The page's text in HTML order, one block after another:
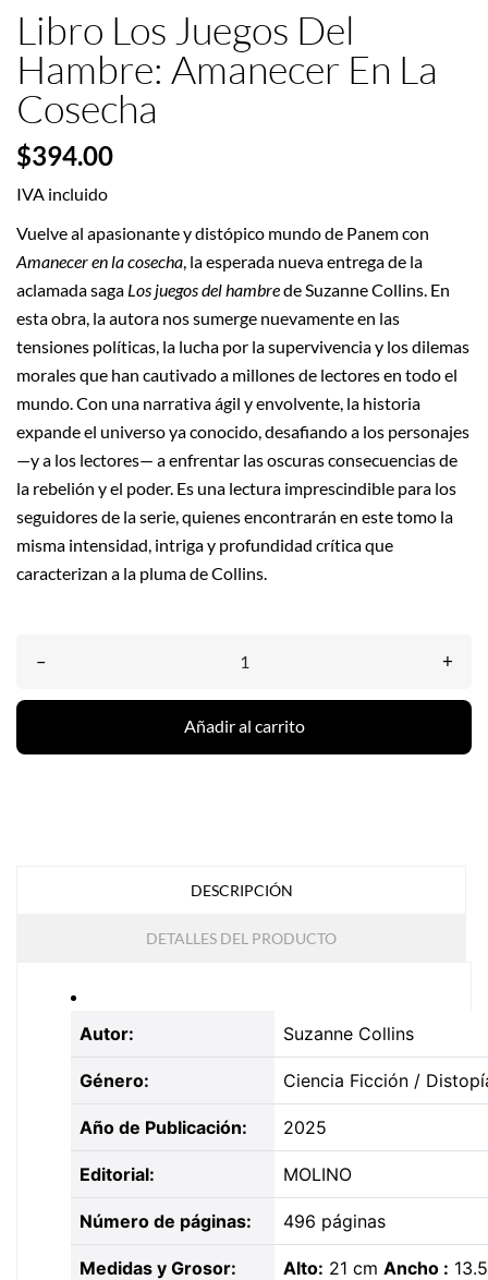
Libro Los Juegos Del
Hambre: Amanecer En La
Cosecha
$394.00
IVA incluido
Vuelve al apasionante y distópico mundo de Panem con
Amanecer en la cosecha , la esperada nueva entrega de la
aclamada saga Los juegos del hambrede Suzanne Collins. En
esta obra, la autora nos sumerge nuevamente en las
tensiones políticas, la lucha por la supervivencia y los dilemas
morales que han cautivado a millones de lectores en todo el
mundo. Con una narrativa ágil y envolvente, la historia
expande el universo ya conocido, desafiando a los personajes
—y a los lectores— a enfrentar las oscuras consecuencias de
la rebelión y el poder. Es una lectura imprescindible para los
seguidores de la serie, quienes encontrarán en este tomo la
misma intensidad, intriga y profundidad crítica que
caracterizan a la pluma de Collins.
– +
Añadir al carrito
DESCRIPCIÓN
DETALLES DEL PRODUCTO
Autor: Suzanne Collins
Género: Ciencia Ficción /
Año de Publicación: 2025
Editorial: MOLINO
Número de páginas: 496 páginas
Medidas y Grosor: Alto: 21 cm Ancho :